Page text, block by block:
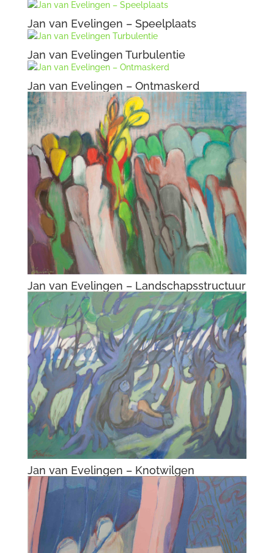
Jan van Evelingen – Speelplaats
Jan van Evelingen Turbulentie
Jan van Evelingen – Ontmaskerd
Jan van Evelingen – Landschapsstructuur
Jan van Evelingen – Knotwilgen